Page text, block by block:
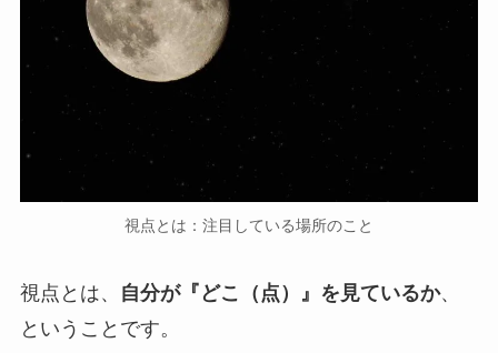
視点とは：注目している場所のこと
視点とは、 自分が『どこ（点）』を見ているか、
ということです。